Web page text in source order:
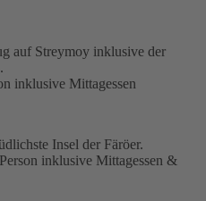
auf Streymoy inklusive der
inklusive Mittagessen
Insel der Färöer.
inklusive Mittagessen &